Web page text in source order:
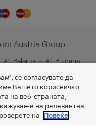
Austria Group
A1 Belarus
A1 Bulgaria
се согласувате да
Вашето корисничко
на веб-страната,
на релевантна
на
Повеќе